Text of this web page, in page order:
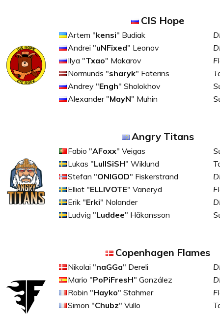
CIS Hope
Artem "kensi" Budiak
Andrei "uNFixed" Leonov
Ilya "Txao" Makarov
Normunds "sharyk" Faterins
Andrey "Engh" Sholokhov
Alexander "MayN" Muhin
Angry Titans
Fabio "AFoxx" Veigas
Lukas "LullSiSH" Wiklund
Stefan "ONIGOD" Fiskerstrand
Elliot "ELLIVOTE" Vaneryd
Erik "Erki" Nolander
Ludvig "Luddee" Håkansson
Copenhagen Flames
Nikolai "naGGa" Dereli
Mario "PoPiFresH" González
Robin "Hayko" Stahmer
Simon "Chubz" Vullo